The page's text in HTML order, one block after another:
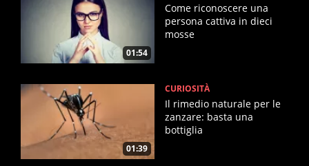
01:54
Come riconoscere una
persona cattiva in dieci
mosse
01:39
CURIOSITÀ
Il rimedio naturale per le
zanzare: basta una
bottiglia